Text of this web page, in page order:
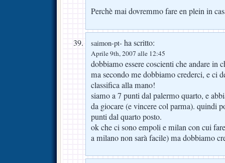
Perchè mai dovremmo fare en plein in
saimon-pt- ha scritto:
Aprile 9th, 2007 alle 12:45
dobbiamo essere coscienti che andare in
ma secondo me dobbiamo crederci, e ci
classifica alla mano!
siamo a 7 punti dal palermo quarto, e
da giocare (e vincere col parma). quindi
punti dal quarto posto.
ok che ci sono empoli e milan con cui
a milano non sarà facile) ma dobbiamo